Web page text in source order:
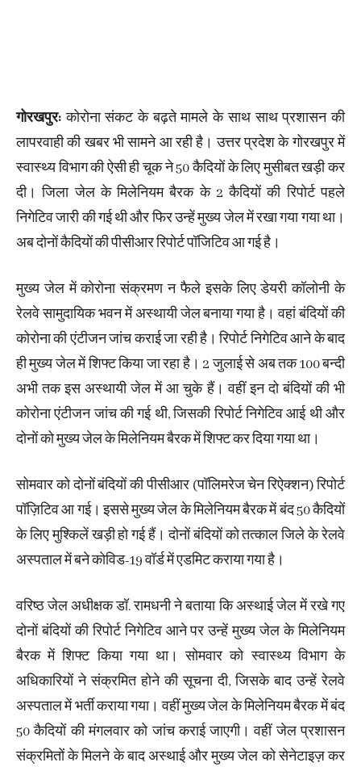
गोरखपुर: कोरोना संकट के बढ़ते मामले के साथ साथ प्रशासन की
लापरवाही की खबर भी सामने आ रही है। उत्तर प्रदेश के गोरखपुर में
स्वास्थ्य विभाग की ऐसी ही चूक ने 50 कैदियों के लिए मुसीबत खड़ी कर
दी। जिला जेल के मिलेनियम बैरक के 2 कैदियों की रिपोर्ट पहले
निगेटिव जारी की गई थी और फिर उन्हें मुख्य जेल में रखा गया गया था।
अब दोनों कैदियों की पीसीआर रिपोर्ट पॉजिटिव आ गई है।
मुख्य जेल में कोरोना संक्रमण न फैले इसके लिए डेयरी कॉलोनी के
रेलवे सामुदायिक भवन में अस्थायी जेल बनाया गया है। वहां बंदियों की
कोरोना की एंटीजन जांच कराई जा रही है। रिपोर्ट निगेटिव आने के बाद
ही मुख्य जेल में शिफ्ट किया जा रहा है। 2 जुलाई से अब तक 100 बन्दी
अभी तक इस अस्थायी जेल में आ चुके हैं। वहीं इन दो बंदियों की भी
कोरोना एंटीजन जांच की गई थी, जिसकी रिपोर्ट निगेटिव आई थी और
दोनों को मुख्य जेल के मिलेनियम बैरक में शिफ्ट कर दिया गया था।
सोमवार को दोनों बंदियों की पीसीआर (पॉलिमरेज चेन रिऐक्शन) रिपोर्ट
पॉज़िटिव आ गई। इससे मुख्य जेल के मिलेनियम बैरक में बंद 50 कैदियों
के लिए मुश्किलें खड़ी हो गई हैं। दोनों बंदियों को तत्काल जिले के रेलवे
अस्पताल में बने कोविड-19 वॉर्ड में एडमिट कराया गया है।
वरिष्ठ जेल अधीक्षक डॉ. रामधनी ने बताया कि अस्थाई जेल में रखे गए
दोनों बंदियों की रिपोर्ट निगेटिव आने पर उन्हें मुख्य जेल के मिलेनियम
बैरक में शिफ्ट किया गया था। सोमवार को स्वास्थ्य विभाग के
अधिकारियों ने संक्रमित होने की सूचना दी, जिसके बाद उन्हें रेलवे
अस्पताल में भर्ती कराया गया। वहीं मुख्य जेल के मिलेनियम बैरक में बंद
50 कैदियों की मंगलवार को जांच कराई जाएगी। वहीं जेल प्रशासन
संक्रमितों के मिलने के बाद अस्थाई और मुख्य जेल को सेनेटाइज़ कर